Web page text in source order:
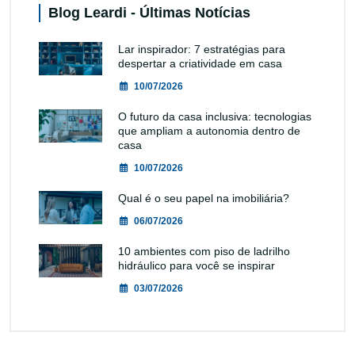
Blog Leardi - Últimas Notícias
Lar inspirador: 7 estratégias para
despertar a criatividade em casa
10/07/2026
O futuro da casa inclusiva: tecnologias
que ampliam a autonomia dentro de
casa
10/07/2026
Qual é o seu papel na imobiliária?
06/07/2026
10 ambientes com piso de ladrilho
hidráulico para você se inspirar
03/07/2026